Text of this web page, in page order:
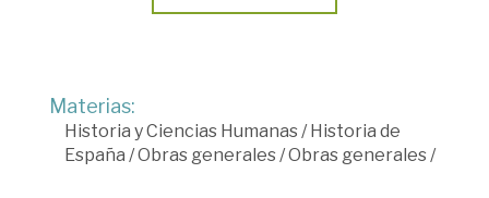
Materias:
Historia y Ciencias Humanas/Historia de
España /Obras generales/Obras generales/